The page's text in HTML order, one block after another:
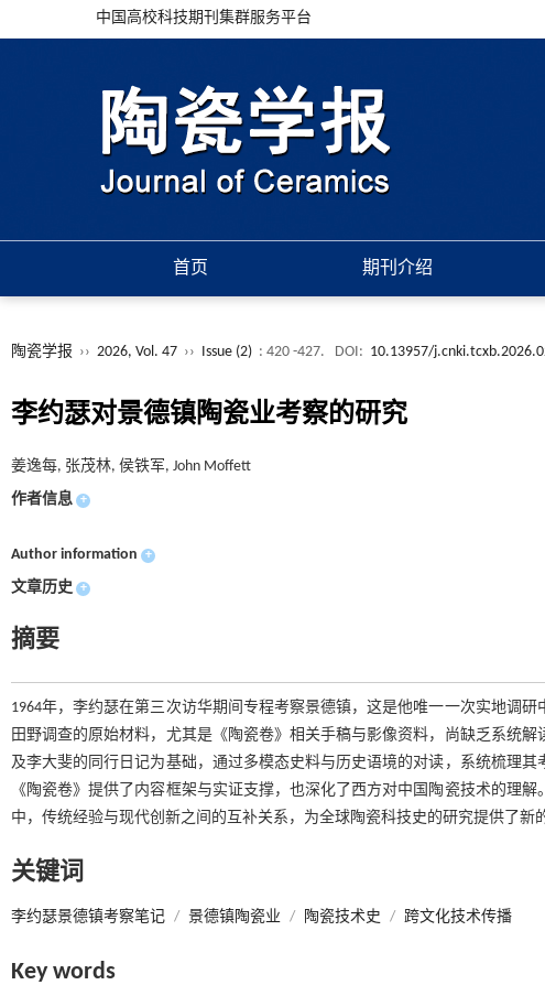
中国高校科技期刊集群服务平台
首页 期刊介绍
陶瓷学报 ›› 2026, Vol. 47 ›› Issue (2) : 420 -427. DOI: 10.13957/
李约瑟对景德镇陶瓷业考察的研究
姜逸每, 张茂林, 侯铁军, John Moffett
作者信息 +
Author information +
文章历史 +
摘要
1964年，李约瑟在第三次访华期间专程考察景德镇，这是他唯一一次实地调
田野调查的原始材料，尤其是《陶瓷卷》相关手稿与影像资料，尚缺乏系统
及李大斐的同行日记为基础，通过多模态史料与历史语境的对读，系统梳理
《陶瓷卷》提供了内容框架与实证支撑，也深化了西方对中国陶瓷技术的理
中，传统经验与现代创新之间的互补关系，为全球陶瓷科技史的研究提供了新
关键词
李约瑟景德镇考察笔记 / 景德镇陶瓷业 / 陶瓷技术史 / 跨文化技术传播
Key words